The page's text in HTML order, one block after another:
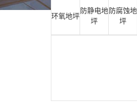
环氧地坪
防静电地
坪
防腐蚀地
坪